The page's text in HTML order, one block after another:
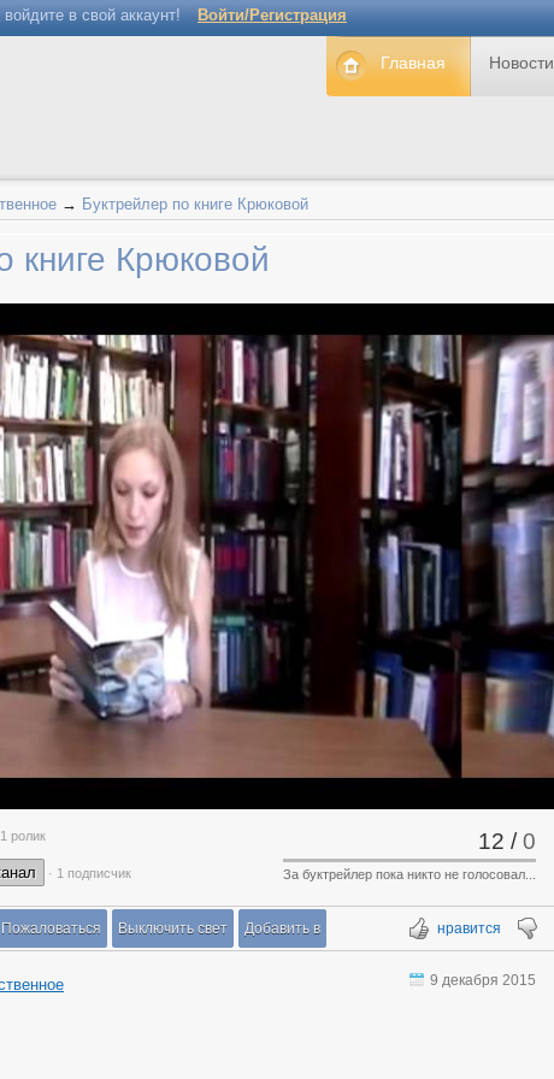
в свой аккаунт! Войти/Регистрация
Главная Новости
→ Буктрейлер по книге Крюковой
книге Крюковой
ролик
· 1 подписчик
12 /0
За буктрейлер пока никто не голосовал...
нравится
Пожаловаться Выключить свет Добавить в
9 декабря 2015